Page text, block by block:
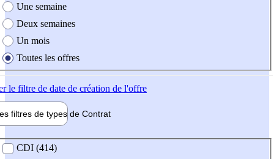
Une semaine
Deux semaines
Un mois
Toutes les offres
le filtre de date de création de l'offre
filtres de types de Contrat
contrat
CDI (414)